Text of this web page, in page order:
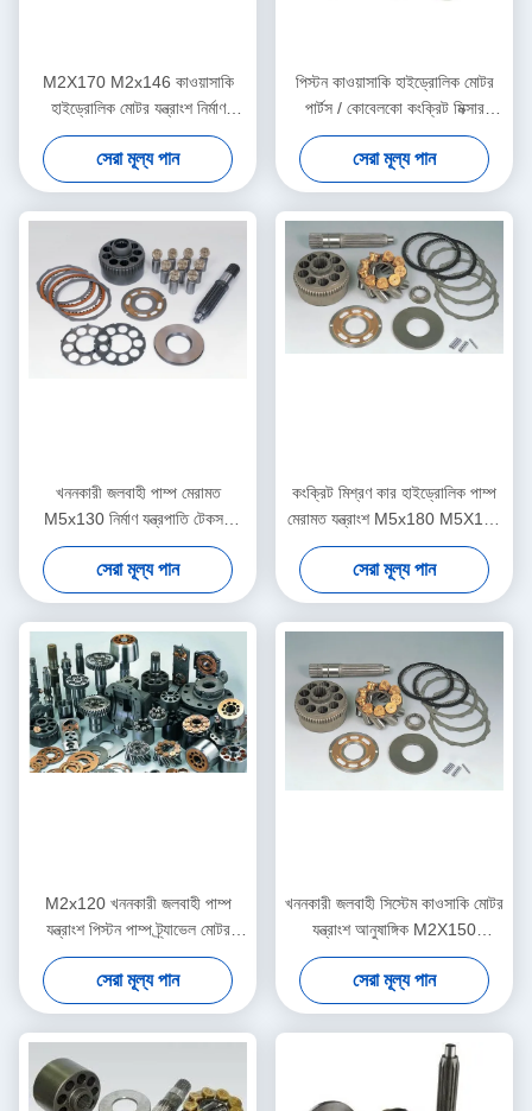
M2X170 M2x146 কাওয়াসাকি
হাইড্রোলিক মোটর যন্ত্রাংশ নির্মাণ
যন্ত্রপাতি জন্য
সেরা মূল্য পান
পিস্টন কাওয়াসাকি হাইড্রোলিক মোটর
পার্টস / কোবেলকো কংক্রিট মিক্সার
কারগুলি রোটারি পাম্প যন্ত্রাংশ
সেরা মূল্য পান
খননকারী জলবাহী পাম্প মেরামত
M5x130 নির্মাণ যন্ত্রপাতি টেকসই
সমর্থন
সেরা মূল্য পান
কংক্রিট মিশ্রণ কার হাইড্রোলিক পাম্প
মেরামত যন্ত্রাংশ M5x180 M5X160
কাস্টমাইজড
সেরা মূল্য পান
M2x120 খননকারী জলবাহী পাম্প
যন্ত্রাংশ পিস্টন পাম্প ট্র্যাভেল মোটর
প্রতিস্থাপন
সেরা মূল্য পান
খননকারী জলবাহী সিস্টেম কাওসাকি মোটর
যন্ত্রাংশ আনুষাঙ্গিক M2X150
ISO9001 - 2000
সেরা মূল্য পান